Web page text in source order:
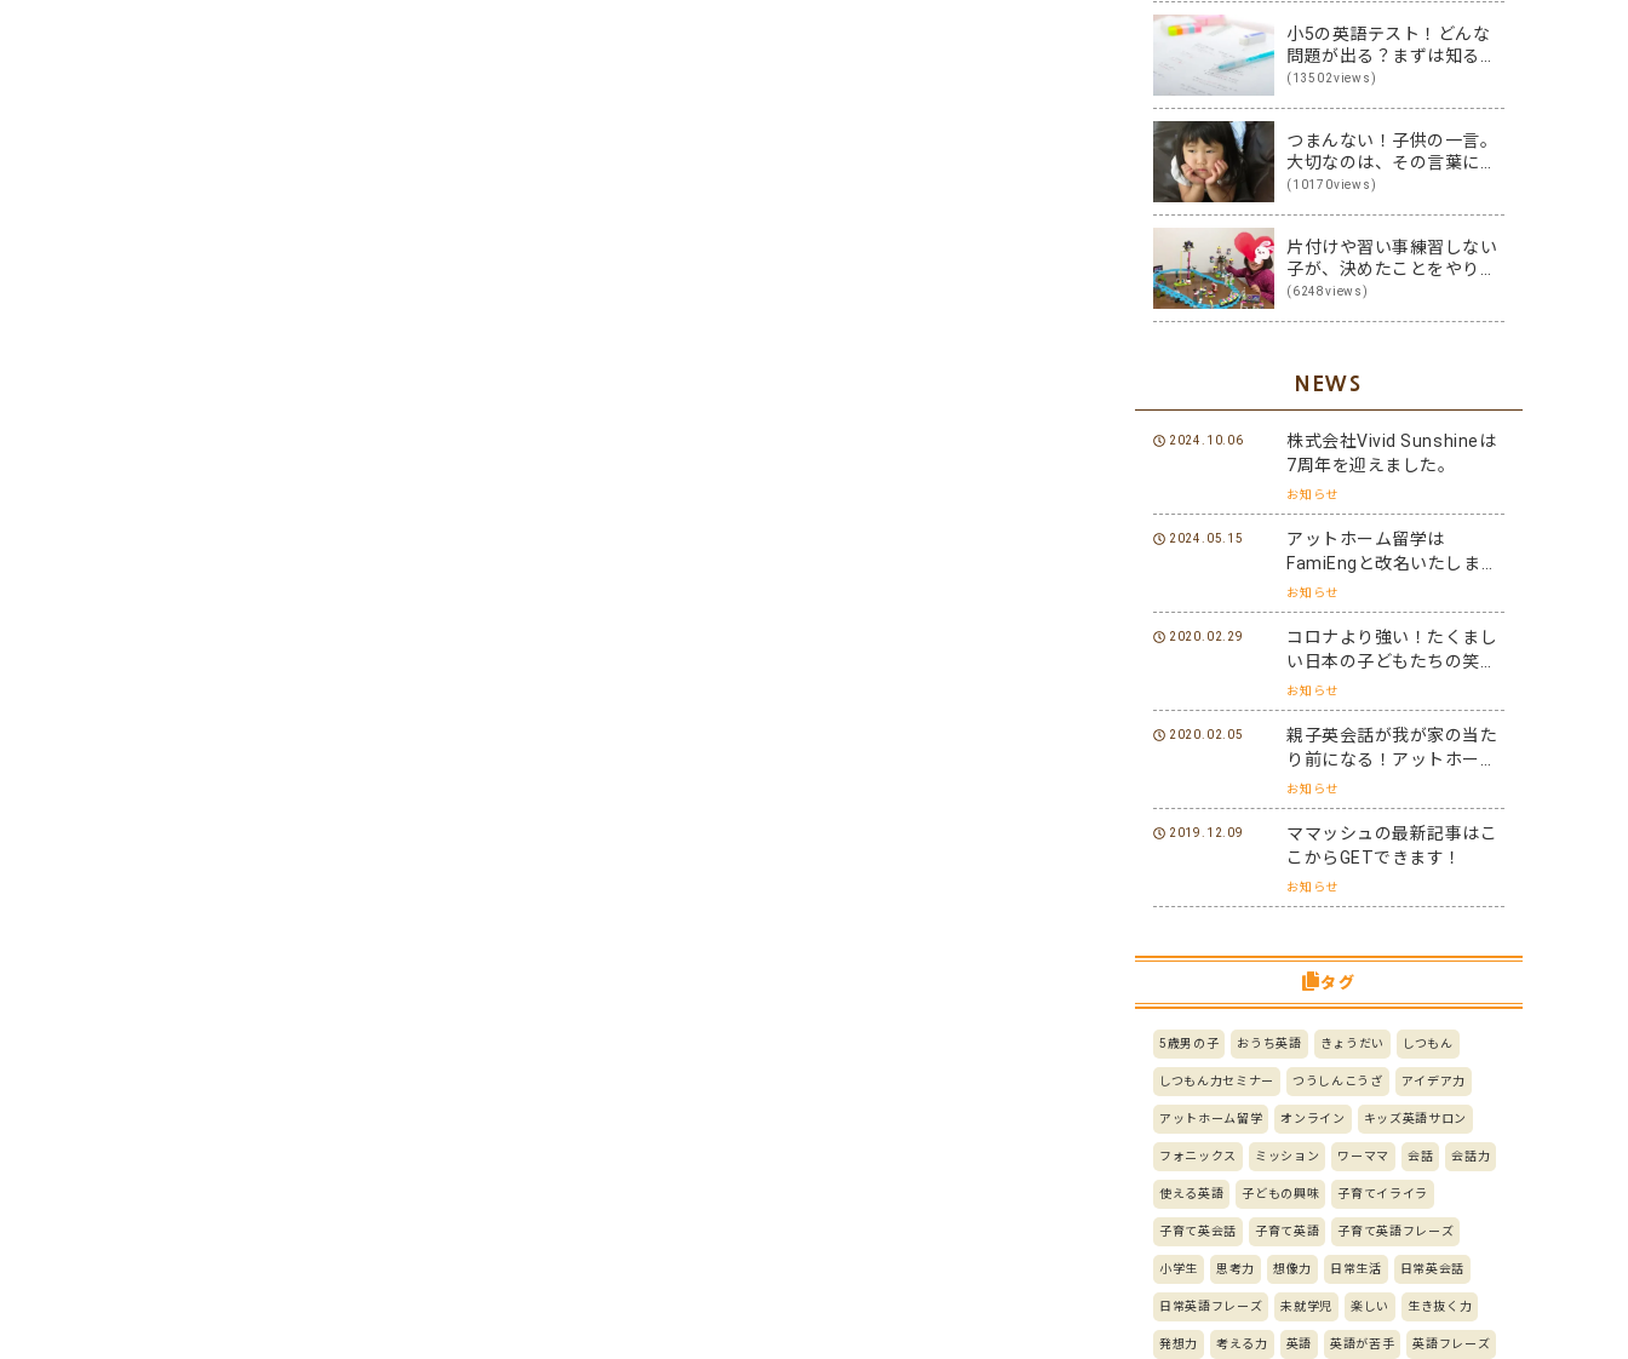
小5の英語テスト！どんな
問題が出る？まずは知るこ
とから始めよう♪
(13502views)
つまんない！子供の一言。
大切なのは、その言葉に隠
された裏の本音です
(10170views)
片付けや習い事練習しない
子が、決めたことをやり切
る子に変身！その方法は？
(6248views)
NEWS
2024.10.06
株式会社Vivid Sunshineは
7周年を迎えました。
お知らせ
2024.05.15
アットホーム留学は
FamiEngと改名いたしまし
た。
お知らせ
2020.02.29
コロナより強い！たくまし
い日本の子どもたちの笑顔
と元気を世界に届けよう！
お知らせ
2020.02.05
親子英会話が我が家の当た
り前になる！アットホーム
留学パフォーマーになろ
う！
お知らせ
2019.12.09
ママッシュの最新記事はこ
こからGETできます！
お知らせ
タグ
5歳男の子 おうち英語 きょうだい しつもん
しつもん力セミナー つうしんこうざ アイデア力
アットホーム留学 オンライン キッズ英語サロン
フォニックス ミッション ワーママ 会話 会話力
使える英語 子どもの興味 子育てイライラ
子育て英会話 子育て英語 子育て英語フレーズ
小学生 思考力 想像力 日常生活 日常英会話
日常英語フレーズ 未就学児 楽しい 生き抜く力
発想力 考える力 英語 英語が苦手 英語フレーズ